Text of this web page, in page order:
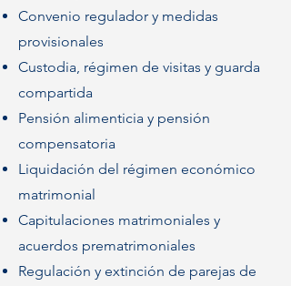
Convenio regulador y medidas
provisionales
Custodia, régimen de visitas y guarda
compartida
Pensión alimenticia y pensión
compensatoria
Liquidación del régimen económico
matrimonial
Capitulaciones matrimoniales y
acuerdos prematrimoniales
Regulación y extinción de parejas de